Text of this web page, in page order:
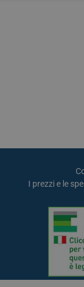
I prezzi e le